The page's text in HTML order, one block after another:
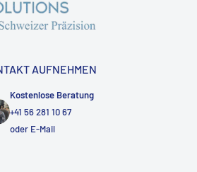
AUFNEHMEN
Kostenlose Beratung
+41 56 281 10 67
oder E-Mail